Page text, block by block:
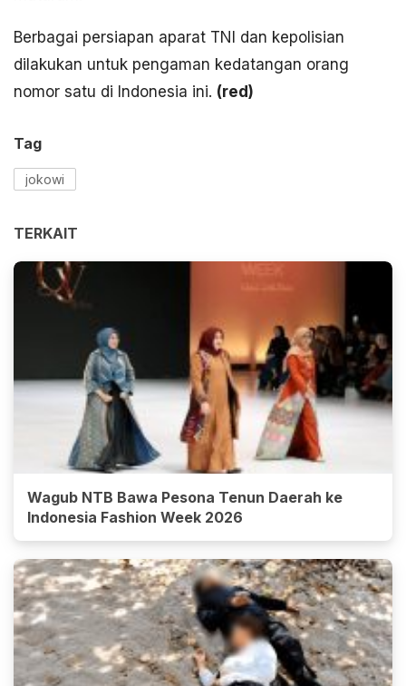
Berbagai persiapan aparat TNI dan kepolisian
dilakukan untuk pengaman kedatangan orang
nomor satu di Indonesia ini. (red)
Tag
jokowi
TERKAIT
Wagub NTB Bawa Pesona Tenun Daerah ke
Indonesia Fashion Week 2026